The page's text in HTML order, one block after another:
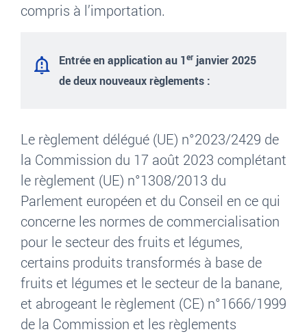
compris à l’importation.
Entrée en application au 1er janvier 2025
de deux nouveaux règlements :
Le règlement délégué (UE) n°2023/2429 de
la Commission du 17 août 2023 complétant
le règlement (UE) n°1308/2013 du
Parlement européen et du Conseil en ce qui
concerne les normes de commercialisation
pour le secteur des fruits et légumes,
certains produits transformés à base de
fruits et légumes et le secteur de la banane,
et abrogeant le règlement (CE) n°1666/1999
de la Commission et les règlements